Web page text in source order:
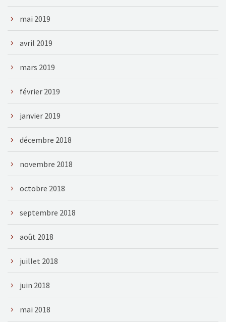
mai 2019
avril 2019
mars 2019
février 2019
janvier 2019
décembre 2018
novembre 2018
octobre 2018
septembre 2018
août 2018
juillet 2018
juin 2018
mai 2018